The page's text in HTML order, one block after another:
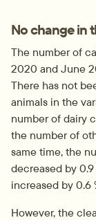
No change in
The number of
2020 and June
There has not
animals in the
number of dairy
the number of
same time, the
decreased by
increased by 0.6
However, the